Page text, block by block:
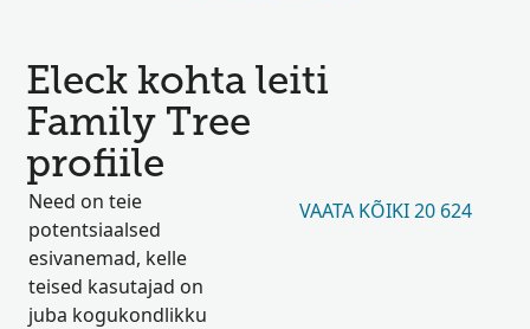
Eleck kohta leiti
Family Tree
profiile
Need on teie
potentsiaalsed
esivanemad, kelle
teised kasutajad on
juba kogukondlikku
VAATA KÕIKI 20 624